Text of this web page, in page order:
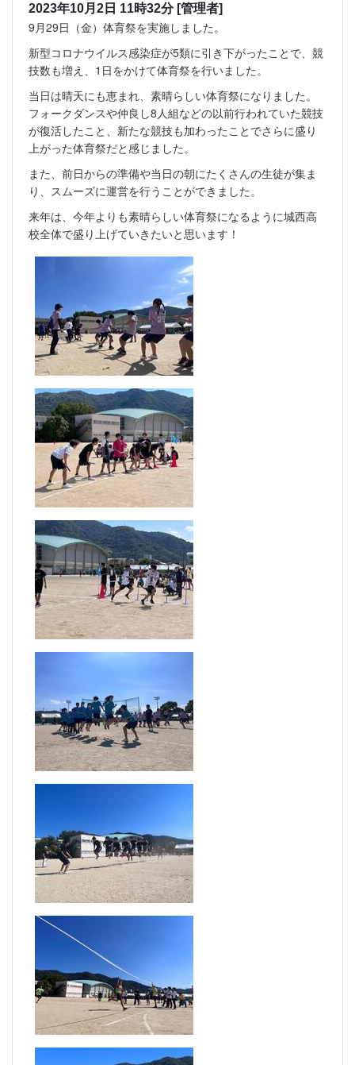
2023年10月2日 11時32分 [管理者]
9月29日（金）体育祭を実施しました。
新型コロナウイルス感染症が5類に引き下がったことで、競
技数も増え、1日をかけて体育祭を行いました。
当日は晴天にも恵まれ、素晴らしい体育祭になりました。
フォークダンスや仲良し8人組などの以前行われていた競技
が復活したこと、新たな競技も加わったことでさらに盛り
上がった体育祭だと感じました。
また、前日からの準備や当日の朝にたくさんの生徒が集ま
り、スムーズに運営を行うことができました。
来年は、今年よりも素晴らしい体育祭になるように城西高
校全体で盛り上げていきたいと思います！